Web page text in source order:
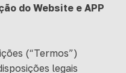
do Website e APP
(“Termos”)
legais